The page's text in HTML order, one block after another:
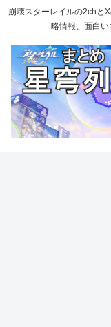
崩壊スターレイルの2chと
略情報、面白い